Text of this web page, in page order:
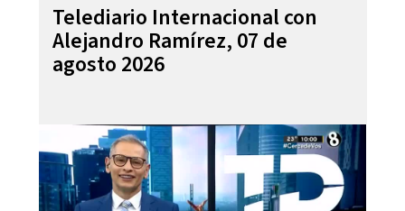
Telediario Internacional con
Alejandro Ramírez, 07 de
agosto 2026